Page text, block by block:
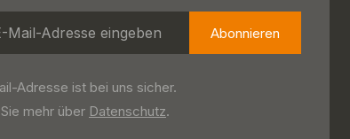
Abonnieren
Adresse ist bei uns sicher.
mehr über Datenschutz.